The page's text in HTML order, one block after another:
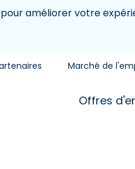
améliorer votre
Marché de
Offres